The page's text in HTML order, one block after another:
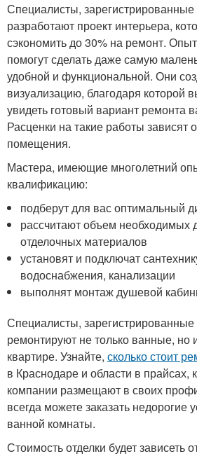
Специалисты,
разработают проект интерьера,
сэкономить до 30% на ремонт.
помогут сделать даже самую
удобной и функциональной. Они
визуализацию, благодаря которой
увидеть готовый вариант ремонта
Расценки на такие работы зависят
помещения.
Мастера, имеющие многолетний
квалификацию:
подберут для вас оптимальный
рассчитают объем необходимых
отделочных материалов
установят и подключат
водоснабжения, канализации
выполнят монтаж душевой
Специалисты,
ремонтируют не только ванные, но
квартире. Узнайте, сколько стоит
в Краснодаре и области в прайсах,
компании размещают в своих
всегда можете заказать недорогие
ванной комнаты.
Стоимость отделки будет зависеть